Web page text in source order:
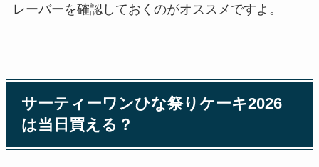
レーバーを確認しておくのがオススメですよ。
サーティーワンひな祭りケーキ2026
は当日買える？